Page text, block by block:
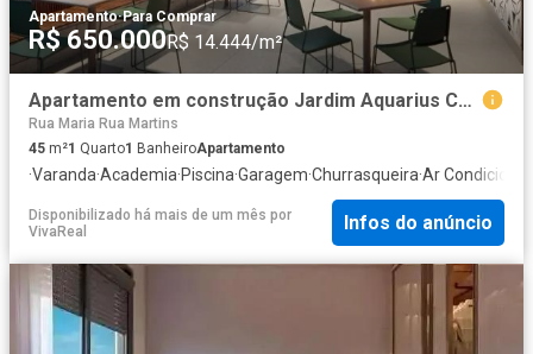
Apartamento·Para Comprar
R$ 650.000R$ 14.444/m²
Apartamento em construção Jardim Aquarius Condomínio Quadria Aquarius 1 Dormitório 45m²
Rua Maria Rua Martins
45 m²1 Quarto1 BanheiroApartamento
·Varanda·Academia·Piscina·Garagem·Churrasqueira·Ar
Disponibilizado há mais de um mês por
VivaReal
Infos do anúncio